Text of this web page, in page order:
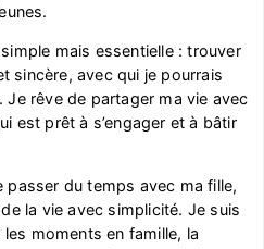
mais essentielle : trouver
sincère, avec qui je pourrais
Je rêve de partager ma vie avec
est prêt à s’engager et à bâtir
passer du temps avec ma fille,
la vie avec simplicité. Je suis
moments en famille, la